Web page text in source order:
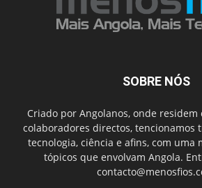
SOBRE NÓS
Criado por Angolanos, onde residem
colaboradores directos, tencionamos
tecnologia, ciência e afins, com uma
tópicos que envolvam Angola.